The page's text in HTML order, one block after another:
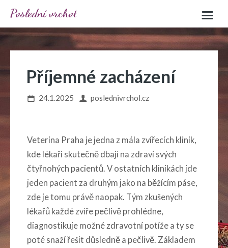
Poslední vrchol
Příjemné zacházení
24.1.2025 poslednivrchol.cz
Veterina Praha je jedna z mála zvířecích klinik,
kde lékaři skutečně dbají na zdraví svých
čtyřnohých pacientů. V ostatních klinikách jde
jeden pacient za druhým jako na běžícím páse,
zde je tomu právě naopak. Tým zkušených
lékařů každé zvíře pečlivě prohlédne,
diagnostikuje možné zdravotní potíže a ty se
poté snaží řešit důsledně a pečlivě. Základem